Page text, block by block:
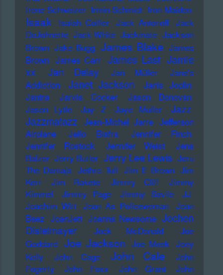
Irene Schweizer Irmin Schmidt Iron Maiden
Isaak Isaiah Collier Jack Antonoff Jack
DeJohnette Jack White Jackmate Jackson
Brown Jake Bugg James Blake James
Brown James Carr James Last Jamie
xx
Jan Delay Jan Müller
Jane's
Addiction
Janet Jackson
Janis Joplin
Jantra
Jarvis Cocker
Jason Donovan
Jason Lytle
Jay Z Jaye Muller
Jazz
Jazzmatazz Jean-Michel Jarre Jefferson
Airplane
Jello Biafra
Jennifer Finch
Jennifer Rostock
Jennifer Weist
Jens
Balzer Jerry Butler Jerry Lee Lewis Jeru
The Damaja Jethro Tull Jim E Brown Jim
Kerr
Jim Rakete Jimmy Cliff
Jimmy
Kimmel
Jimmy Page Jimmy Savile
JJ
Joachim Witt Joan As Policewoman Joan
Baez JoanJett Joanna Newsome Jochen
Distelmayer
Jock McDonald
Joe
Goddard Joe Jackson Joe Meek Joey
Kelly
John Cage John Cale
John
Fogerty
John Foxx John Grant
John